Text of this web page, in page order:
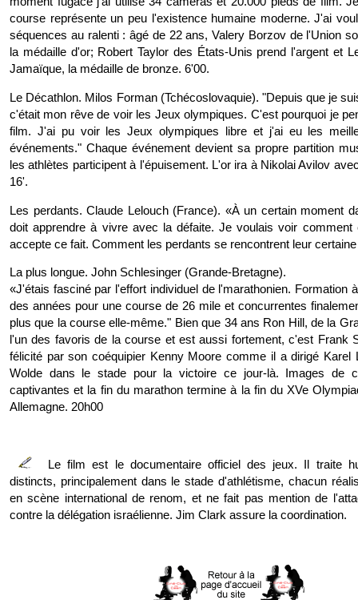
course représente un peu l'existence humaine moderne. J'ai
séquences au ralenti : âgé de 22 ans, Valery Borzov de l'Union
la médaille d'or; Robert Taylor des États-Unis prend l'argent et
Jamaïque, la médaille de bronze. 6'00.
Le Décathlon. Milos Forman (Tchécoslovaquie). "Depuis que je
c'était mon rêve de voir les Jeux olympiques. C'est pourquoi je
film. J'ai pu voir les Jeux olympiques libre et j'ai eu les
événements." Chaque événement devient sa propre partition
les athlètes participent à l'épuisement. L'or ira à Nikolai Avilov
16'.
Les perdants. Claude Lelouch (France). «À un certain moment
doit apprendre à vivre avec la défaite. Je voulais voir comment
accepte ce fait. Comment les perdants se rencontrent leur
La plus longue. John Schlesinger (Grande-Bretagne).
«J'étais fasciné par l'effort individuel de l'marathonien. Formation
des années pour une course de 26 mile et concurrentes
plus que la course elle-même." Bien que 34 ans Ron Hill, de la
l'un des favoris de la course et est aussi fortement, c'est Frank
félicité par son coéquipier Kenny Moore comme il a dirigé Karel
Wolde dans le stade pour la victoire ce jour-là. Images de
captivantes et la fin du marathon termine à la fin du XVe
Allemagne. 20h00
Le film est le documentaire officiel des jeux. Il traite
distincts, principalement dans le stade d'athlétisme, chacun
en scène international de renom, et ne fait pas mention de
contre la délégation israélienne. Jim Clark assure la coordination.